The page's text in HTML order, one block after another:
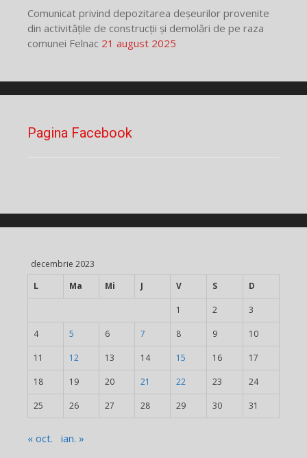
Comunicat privind depozitarea deșeurilor provenite
din activitățile de construcții și demolări de pe raza
comunei Felnac 21 august 2025
Pagina Facebook
decembrie 2023
L
Ma Mi J V S D
1 2 3
4 5 6 7 8 9 10
11 12 13 14 15 16 17
18 19 20 21 22 23 24
25 26 27 28 29 30 31
« oct. ian. »